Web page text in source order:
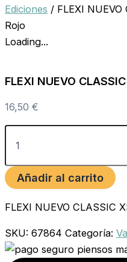
Ediciones / FLEXI NUEVO
Rojo
Loading...
FLEXI NUEVO
16,50 €
Añadir al carrito
FLEXI NUEVO CLASSIC
SKU: 67864 Categoría: